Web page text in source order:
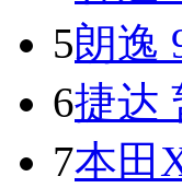
5朗逸
6捷达
7本田